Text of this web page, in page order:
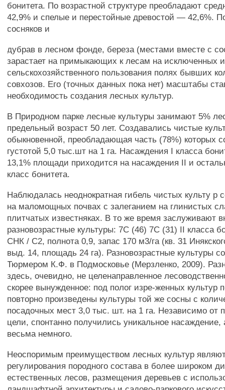
бонитета. По возрастной структуре преобладают
42,9% и спелые и перестойные древостой — 42,6%.
сосняков и
дубрав в лесном фонде, береза (местами вместе с
зарастает на примыкающих к лесам на исключенных
сельскохозяйственного пользования полях бывших
совхозов. Его (точных данных пока нет) масштабы
необходимость создания лесных культур.
В Природном парке лесные культуры занимают 5%
предельный возраст 50 лет. Создавались чистые
обыкновенной, преобладающая часть (78%) которых
густотой 5,0 тыс.шт на 1 га. Насаждения I класса
13,1% площади приходится на насаждения II и
класс бонитета.
Наблюдалась неоднократная гибель чистых культу р
на маломощных почвах с залеганием на глинистых
плитчатых известняках. В то же время заслуживают
разновозрастные культуры: 7С (46) 7С (31) II класса
СНК / С2, полнота 0,9, запас 170 м3/га (кв. 31
выд. 14, площадь 24 га). Разновозрастные культуры
Тюрмером К.Ф. в Подмосковье (Мерзленко, 2009).
здесь, очевидно, не целенаправленное
скорее вынужденное: под полог изре-женных культур
повторно произведены культуры той же сосны с
посадочных мест 3,0 тыс. шт. на 1 га. Независимо от
цели, спонтанно получились уникальное насаждение,
весьма немного.
Неоспоримым преимуществом лесных культур
регулирования породного состава в более широком
естественных лесов, размещения деревьев с